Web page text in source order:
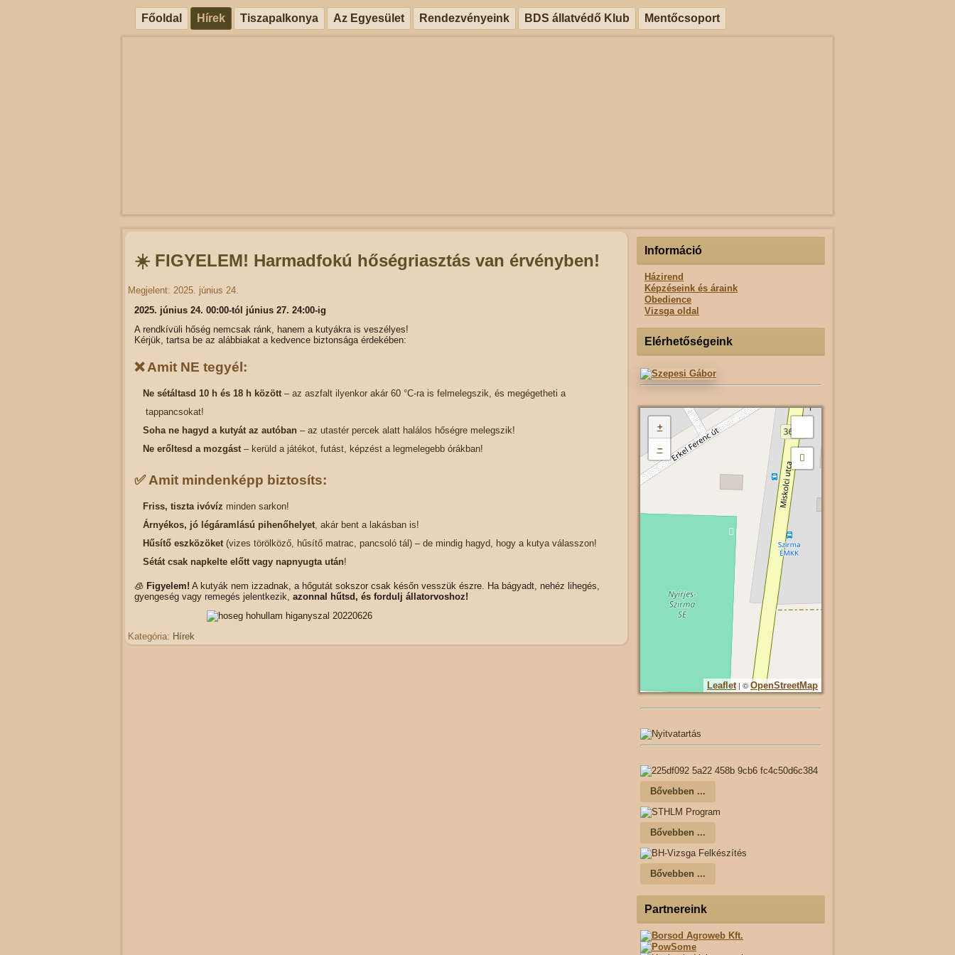
Főoldal Hírek Tiszapalkonya Az Egyesület Rendezvényeink BDS állatvédő Klub Mentőcsoport
☀️ FIGYELEM! Harmadfokú hőségriasztás van érvényben!
Megjelent: 2025. június 24.
2025. június 24. 00:00-tól június 27. 24:00-ig
A rendkívüli hőség nemcsak ránk, hanem a kutyákra is veszélyes!
Kérjük, tartsa be az alábbiakat a kedvence biztonsága érdekében:
❌ Amit NE tegyél:
Ne sétáltasd 10 h és 18 h között – az aszfalt ilyenkor akár 60 °C-ra is felmelegszik, és megégetheti a
tappancsokat!
Soha ne hagyd a kutyát az autóban – az utastér percek alatt halálos hőségre melegszik!
Ne erőltesd a mozgást – kerüld a játékot, futást, képzést a legmelegebb órákban!
✅ Amit mindenképp biztosíts:
Friss, tiszta ivóvíz minden sarkon!
Árnyékos, jó légáramlású pihenőhelyet, akár bent a lakásban is!
Hűsítő eszközöket (vizes törölköző, hűsítő matrac, pancsoló tál) – de mindig hagyd, hogy a kutya válasszon!
Sétát csak napkelte előtt vagy napnyugta után!
🧊 Figyelem! A kutyák nem izzadnak, a hőgutát sokszor csak későn vesszük észre. Ha bágyadt, nehéz lihegés,
gyengeség vagy remegés jelentkezik, azonnal hűtsd, és fordulj állatorvoshoz!
Kategória: Hírek
Információ
Házirend
Képzéseink és áraink
Obedience
Vizsga oldal
Elérhetőségeink
+
−
Leaflet | © OpenStreetMap
Bővebben ...
Bővebben ...
Bővebben ...
Partnereink